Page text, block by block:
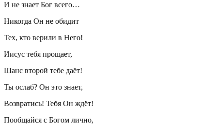
И не знает Бог всего…
Никогда Он не обидит
Тех, кто верили в Него!
Иисус тебя прощает,
Шанс второй тебе даёт!
Ты ослаб? Он это знает,
Возвратись! Тебя Он ждёт!
Пообщайся с Богом лично,